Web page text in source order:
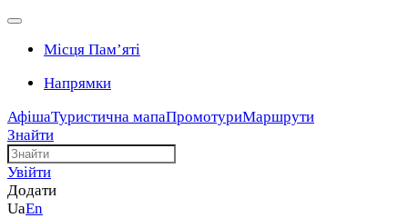
Місця Памʼяті
Напрямки
АфішаТуристична мапаПромотуриМаршрути
Знайти
Увійти
Додати
UaEn